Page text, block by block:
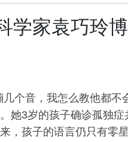
学家袁巧玲
个音，我怎么教他都
她3岁的孩子确诊孤独
，孩子的语言仍只有零